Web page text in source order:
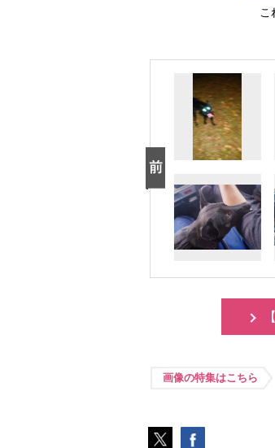
こ
画像の特集はこちら